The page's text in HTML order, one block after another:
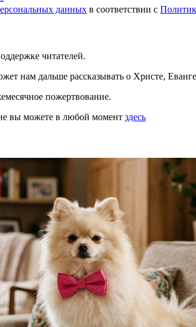
данных в соответствии с
читателей.
нам дальше рассказывать о Христе,
пожертвование.
вы можете в любой момент здесь